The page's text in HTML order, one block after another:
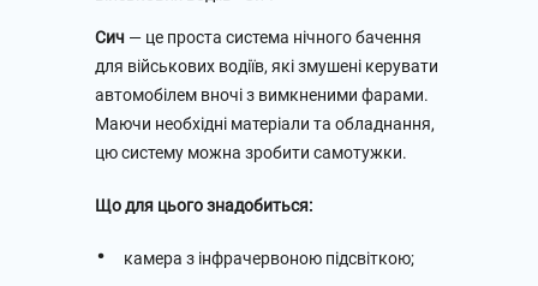
Сич — це проста система нічного бачення
для військових водіїв, які змушені керувати
автомобілем вночі з вимкненими фарами.
Маючи необхідні матеріали та обладнання,
цю систему можна зробити самотужки.
Що для цього знадобиться:
камера з інфрачервоною підсвіткою;